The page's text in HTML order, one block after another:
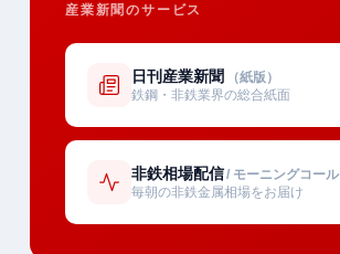
産業新聞のサービス
日刊産業新聞 （紙版）
鉄鋼・非鉄業界の総合紙面
非鉄相場配信/ モーニングコール
毎朝の非鉄金属相場をお届け